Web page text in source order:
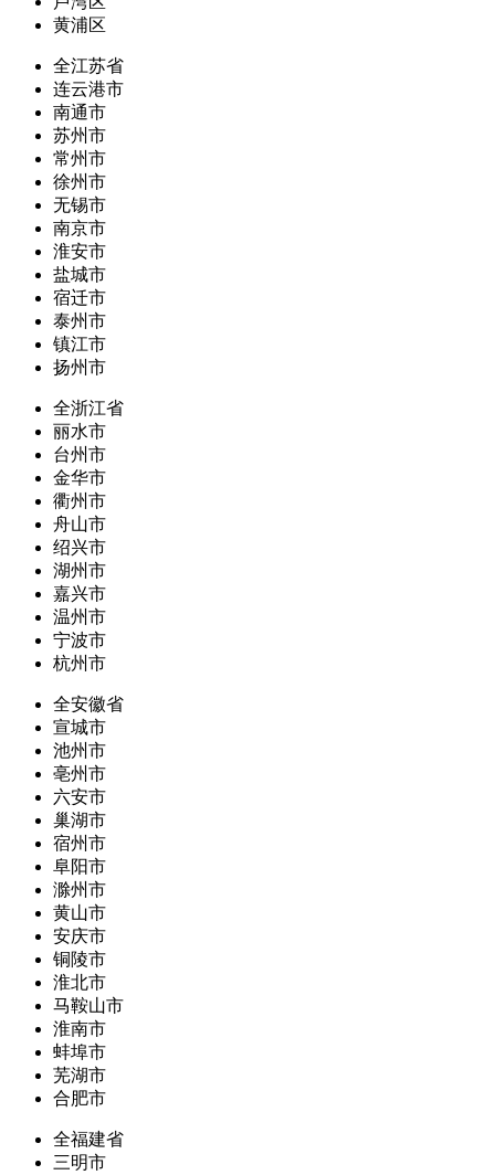
黄浦区
全江苏省
连云港市
南通市
苏州市
常州市
徐州市
无锡市
南京市
淮安市
盐城市
宿迁市
泰州市
镇江市
扬州市
全浙江省
丽水市
台州市
金华市
衢州市
舟山市
绍兴市
湖州市
嘉兴市
温州市
宁波市
杭州市
全安徽省
宣城市
池州市
亳州市
六安市
巢湖市
宿州市
阜阳市
滁州市
黄山市
安庆市
铜陵市
淮北市
马鞍山市
淮南市
蚌埠市
芜湖市
合肥市
全福建省
三明市